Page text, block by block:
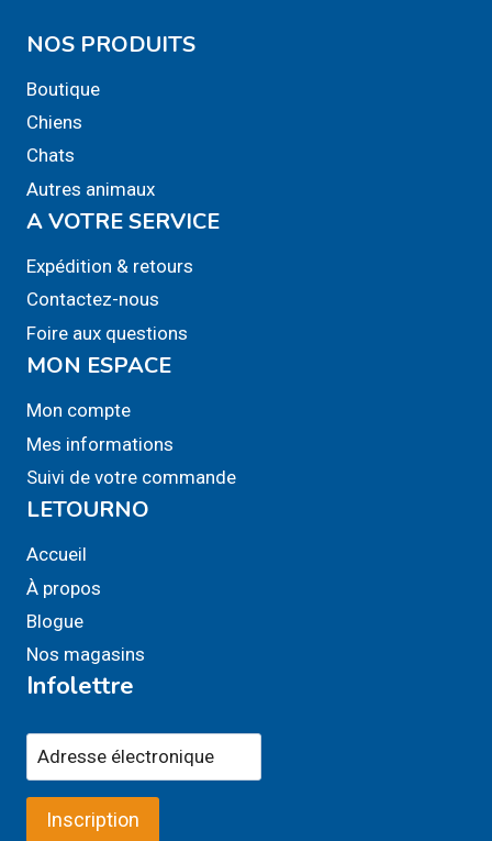
NOS PRODUITS
Boutique
Chiens
Chats
Autres animaux
A VOTRE SERVICE
Expédition & retours
Contactez-nous
Foire aux questions
MON ESPACE
Mon compte
Mes informations
Suivi de votre commande
LETOURNO
Accueil
À propos
Blogue
Nos magasins
Infolettre
Inscription